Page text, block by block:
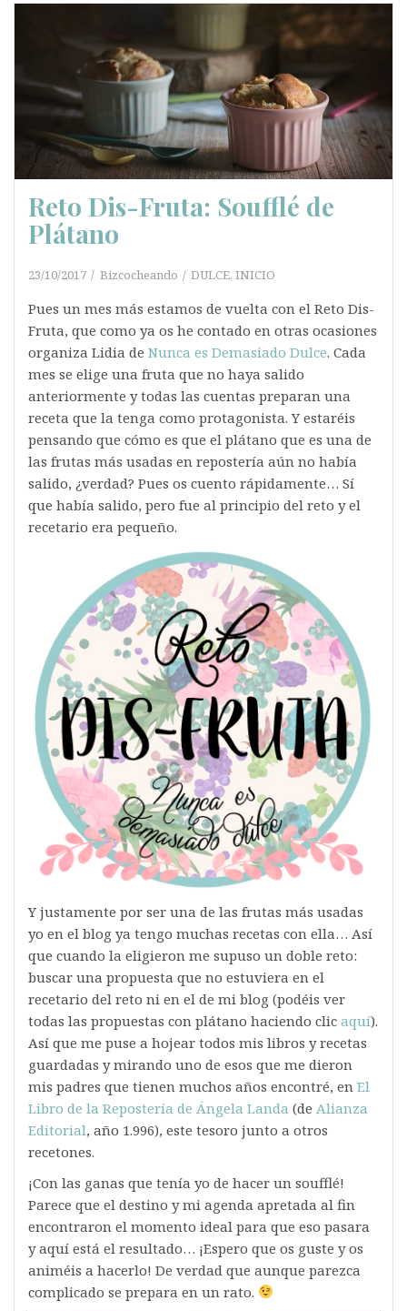
Reto Dis-Fruta: Soufflé de
Plátano
23/10/2017 Bizcocheando DULCE, INICIO
Pues un mes más estamos de vuelta con el Reto Dis-
Fruta, que como ya os he contado en otras ocasiones
organiza Lidia de Nunca es Demasiado Dulce. Cada
mes se elige una fruta que no haya salido
anteriormente y todas las cuentas preparan una
receta que la tenga como protagonista. Y estaréis
pensando que cómo es que el plátano que es una de
las frutas más usadas en repostería aún no había
salido, ¿verdad? Pues os cuento rápidamente… Sí
que había salido, pero fue al principio del reto y el
recetario era pequeño.
Y justamente por ser una de las frutas más usadas
yo en el blog ya tengo muchas recetas con ella… Así
que cuando la eligieron me supuso un doble reto:
buscar una propuesta que no estuviera en el
recetario del reto ni en el de mi blog (podéis ver
todas las propuestas con plátano haciendo clic aquí).
Así que me puse a hojear todos mis libros y recetas
guardadas y mirando uno de esos que me dieron
mis padres que tienen muchos años encontré, en El
Libro de la Repostería de Ángela Landa (de Alianza
Editorial, año 1.996), este tesoro junto a otros
recetones.
¡Con las ganas que tenía yo de hacer un soufflé!
Parece que el destino y mi agenda apretada al fin
encontraron el momento ideal para que eso pasara
y aquí está el resultado… ¡Espero que os guste y os
animéis a hacerlo! De verdad que aunque parezca
complicado se prepara en un rato.